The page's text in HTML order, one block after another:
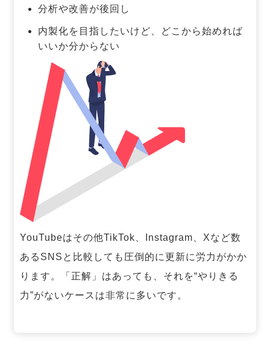
分析や改善が後回し
内製化を目指したいけど、どこから始めれば
いいか分からない
YouTubeはその他TikTok、Instagram、Xなど数
あるSNSと比較しても圧倒的に更新に労力がかか
ります。「正解」はあっても、それを“やりきる
力”がないケースは非常に多いです。